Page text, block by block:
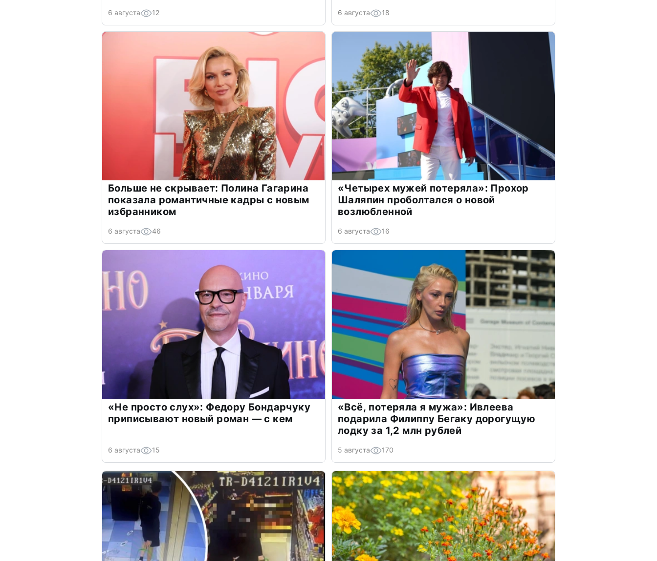
6 августа 12 6 августа 18
Больше не скрывает: Полина Гагарина
показала романтичные кадры с новым
избранником
6 августа 46
«Четырех мужей потеряла»: Прохор
Шаляпин проболтался о новой
возлюбленной
6 августа 16
«Не просто слух»: Федору Бондарчуку
приписывают новый роман — с кем
6 августа 15
«Всё, потеряла я мужа»: Ивлеева
подарила Филиппу Бегаку дорогущую
лодку за 1,2 млн рублей
5 августа 170